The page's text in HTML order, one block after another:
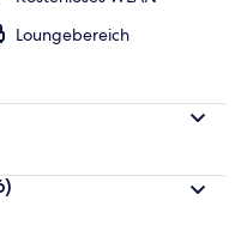
Loungebereich